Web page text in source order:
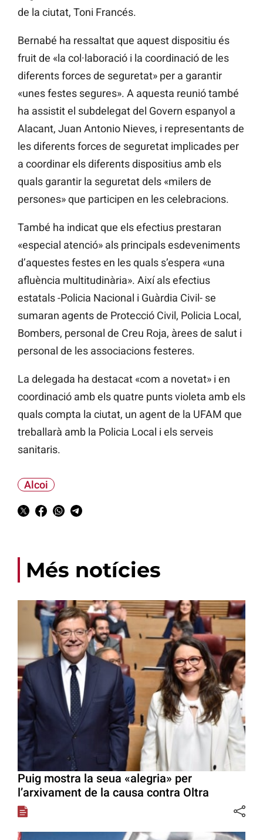
de la ciutat, Toni Francés.
Bernabé ha ressaltat que aquest dispositiu és
fruit de «la col·laboració i la coordinació de les
diferents forces de seguretat» per a garantir
«unes festes segures». A aquesta reunió també
ha assistit el subdelegat del Govern espanyol a
Alacant, Juan Antonio Nieves, i representants de
les diferents forces de seguretat implicades per
a coordinar els diferents dispositius amb els
quals garantir la seguretat dels «milers de
persones» que participen en les celebracions.
També ha indicat que els efectius prestaran
«especial atenció» als principals esdeveniments
d’aquestes festes en les quals s’espera «una
afluència multitudinària». Així als efectius
estatals -Policia Nacional i Guàrdia Civil- se
sumaran agents de Protecció Civil, Policia Local,
Bombers, personal de Creu Roja, àrees de salut i
personal de les associacions festeres.
La delegada ha destacat «com a novetat» i en
coordinació amb els quatre punts violeta amb els
quals compta la ciutat, un agent de la UFAM que
treballarà amb la Policia Local i els serveis
sanitaris.
Alcoi
Més notícies
Puig mostra la seua «alegria» per
l’arxivament de la causa contra Oltra